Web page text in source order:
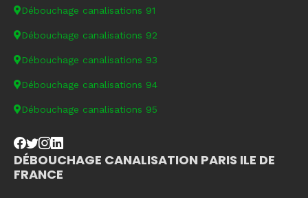
Débouchage canalisations 91
Débouchage canalisations 92
Débouchage canalisations 93
Débouchage canalisations 94
Débouchage canalisations 95
DÉBOUCHAGE CANALISATION PARIS ILE DE
FRANCE